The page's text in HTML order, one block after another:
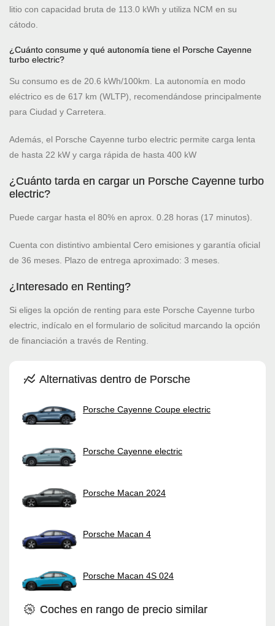
litio con capacidad bruta de 113.0 kWh y utiliza NCM en su
cátodo.
¿Cuánto consume y qué autonomía tiene el Porsche Cayenne
turbo electric?
Su consumo es de 20.6 kWh/100km. La autonomía en modo
eléctrico es de 617 km (WLTP), recomendándose principalmente
para Ciudad y Carretera.
Además, el Porsche Cayenne turbo electric permite carga lenta
de hasta 22 kW y carga rápida de hasta 400 kW
¿Cuánto tarda en cargar un Porsche Cayenne turbo
electric?
Puede cargar hasta el 80% en aprox. 0.28 horas (17 minutos).
Cuenta con distintivo ambiental Cero emisiones y garantía oficial
de 36 meses. Plazo de entrega aproximado: 3 meses.
¿Interesado en Renting?
Si eliges la opción de renting para este Porsche Cayenne turbo
electric, indícalo en el formulario de solicitud marcando la opción
de financiación a través de Renting.
Alternativas dentro de Porsche
Porsche Cayenne Coupe electric
Porsche Cayenne electric
Porsche Macan 2024
Porsche Macan 4
Porsche Macan 4S 024
Coches en rango de precio similar